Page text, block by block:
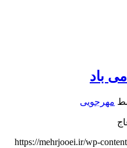
باد
مهرجویی
https://mehrjooei.ir/wp-